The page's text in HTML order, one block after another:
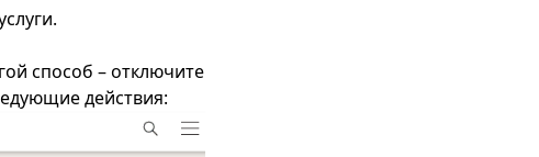
способ – отключите
действия: